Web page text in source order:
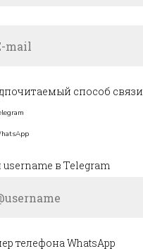
способ связи
в Telegram
телефона WhatsApp